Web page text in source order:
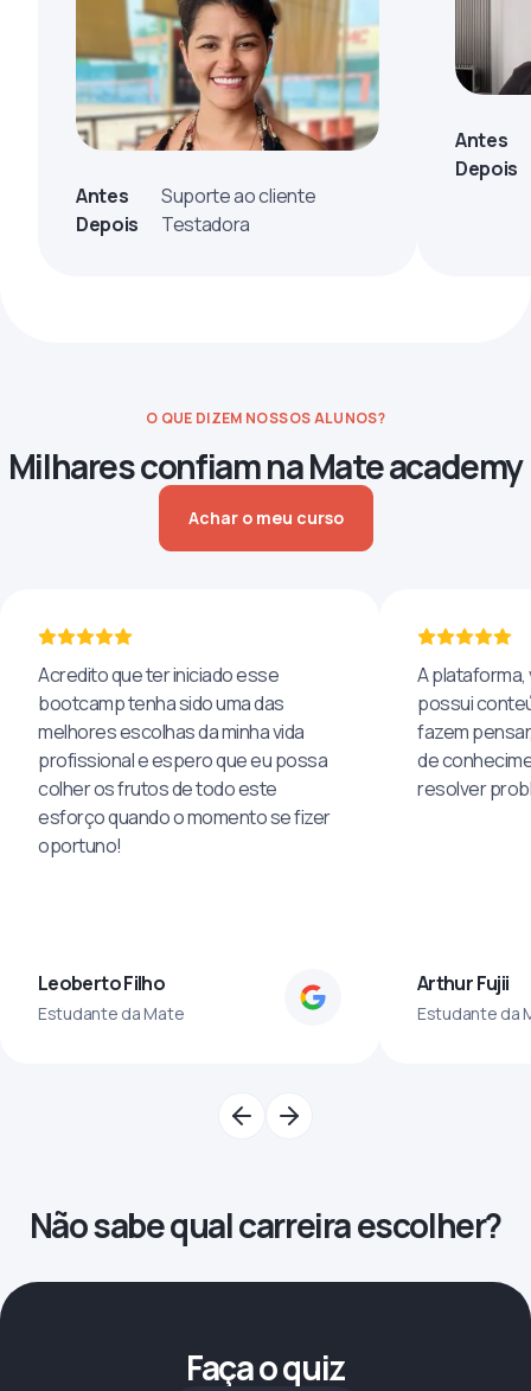
Antes
Suporte ao cliente
Depois
Testadora
Antes
Depois
O QUE DIZEM NOSSOS ALUNOS?
Milhares confiam na Mate academy
Achar o meu curso
Acredito que ter iniciado esse
bootcamp tenha sido uma das
melhores escolhas da minha vida
profissional e espero que eu possa
colher os frutos de todo este
esforço quando o momento se fizer
oportuno!
Leoberto Filho
Estudante da Mate
A plataforma,
possui
fazem
de
resolver
Arthur Fujii
Estudante da
Não sabe qual carreira escolher?
Faça o quiz